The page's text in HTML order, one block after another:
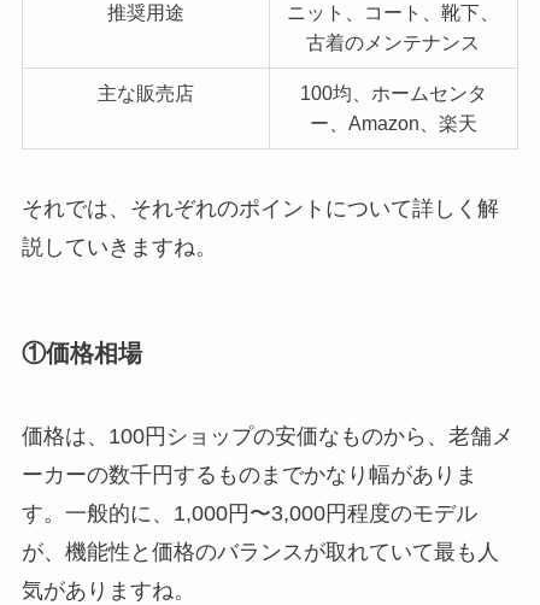
推奨用途
ニット、コート、靴下、
古着のメンテナンス
主な販売店
100均、ホームセンタ
ー、Amazon、楽天
それでは、それぞれのポイントについて詳しく解
説していきますね。
①価格相場
価格は、100円ショップの安価なものから、老舗メ
ーカーの数千円するものまでかなり幅がありま
す。一般的に、1,000円〜3,000円程度のモデル
が、機能性と価格のバランスが取れていて最も人
気がありますね。